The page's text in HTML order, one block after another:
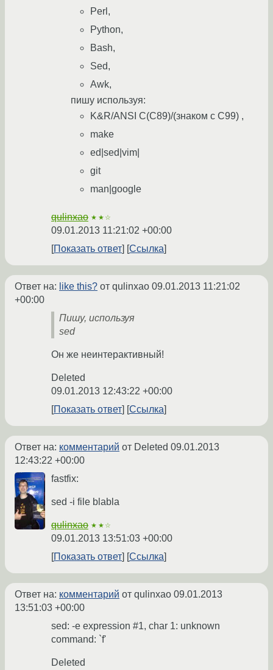
Perl,
Python,
Bash,
Sed,
Awk,
пишу используя:
K&R/ANSI C(C89)/(знаком с C99) ,
make
ed|sed|vim|
git
man|google
qulinxao ★★☆
09.01.2013 11:21:02 +00:00
Показать ответ
Ссылка
Ответ на: like this? от qulinxao 09.01.2013 11:21:02
+00:00
Пишу, используя
sed
Он же неинтерактивный!
Deleted
09.01.2013 12:43:22 +00:00
Показать ответ
Ссылка
Ответ на: комментарий от Deleted 09.01.2013
12:43:22 +00:00
fastfix:
sed -i file blabla
qulinxao ★★☆
09.01.2013 13:51:03 +00:00
Показать ответ
Ссылка
Ответ на: комментарий от qulinxao 09.01.2013
13:51:03 +00:00
sed: -e expression #1, char 1: unknown
command: `f'
Deleted